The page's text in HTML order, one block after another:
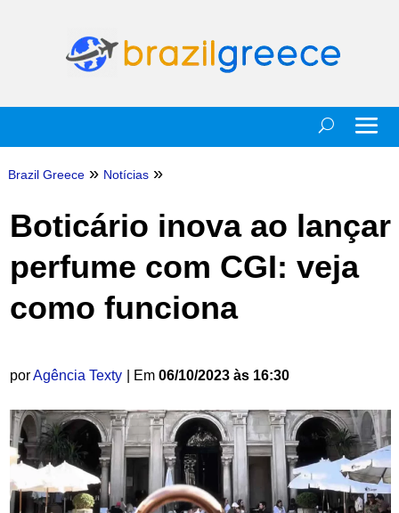
Brazil Greece » Notícias »
Boticário inova ao lançar
perfume com CGI: veja
como funciona
porAgência Texty | Em 06/10/2023 às 16:30